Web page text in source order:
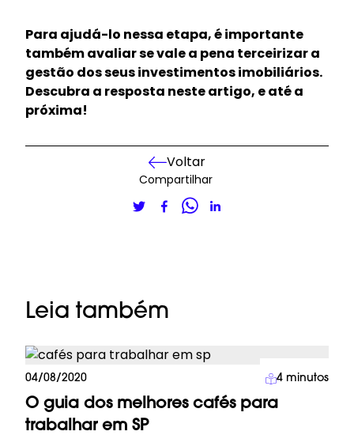
Para ajudá-lo nessa etapa, é importante
também avaliar se vale a pena terceirizar a
gestão dos seus investimentos imobiliários.
Descubra a resposta neste artigo, e até a
próxima!
Voltar
Compartilhar
Leia também
Carreira
04/08/2020 4 minutos
O guia dos melhores cafés para
trabalhar em SP